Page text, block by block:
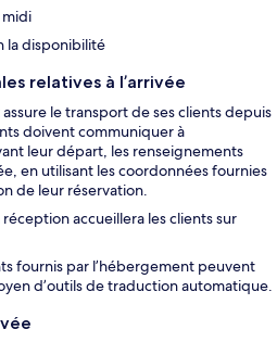
la disponibilité
relatives à l’arrivée
le transport de ses clients depuis
doivent communiquer à
leur départ, les renseignements
en utilisant les coordonnées fournies
de leur réservation.
accueillera les clients sur
fournis par l’hébergement peuvent
d’outils de traduction automatique.